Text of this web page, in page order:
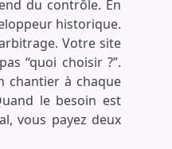
du contrôle. En
historique.
Votre site
“quoi choisir ?”.
chantier à chaque
le besoin est
vous payez deux